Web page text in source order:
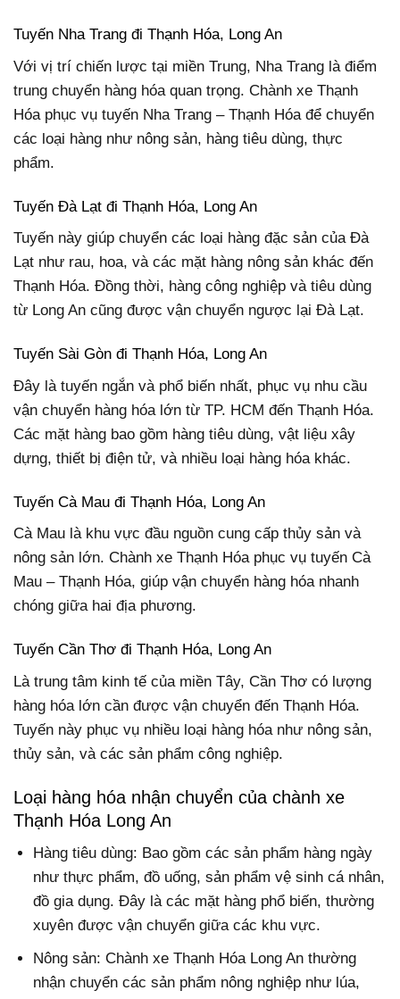
Tuyến Nha Trang đi Thạnh Hóa, Long An
Với vị trí chiến lược tại miền Trung, Nha Trang là điểm
trung chuyển hàng hóa quan trọng. Chành xe Thạnh
Hóa phục vụ tuyến Nha Trang – Thạnh Hóa để chuyển
các loại hàng như nông sản, hàng tiêu dùng, thực
phẩm.
Tuyến Đà Lạt đi Thạnh Hóa, Long An
Tuyến này giúp chuyển các loại hàng đặc sản của Đà
Lạt như rau, hoa, và các mặt hàng nông sản khác đến
Thạnh Hóa. Đồng thời, hàng công nghiệp và tiêu dùng
từ Long An cũng được vận chuyển ngược lại Đà Lạt.
Tuyến Sài Gòn đi Thạnh Hóa, Long An
Đây là tuyến ngắn và phổ biến nhất, phục vụ nhu cầu
vận chuyển hàng hóa lớn từ TP. HCM đến Thạnh Hóa.
Các mặt hàng bao gồm hàng tiêu dùng, vật liệu xây
dựng, thiết bị điện tử, và nhiều loại hàng hóa khác.
Tuyến Cà Mau đi Thạnh Hóa, Long An
Cà Mau là khu vực đầu nguồn cung cấp thủy sản và
nông sản lớn. Chành xe Thạnh Hóa phục vụ tuyến Cà
Mau – Thạnh Hóa, giúp vận chuyển hàng hóa nhanh
chóng giữa hai địa phương.
Tuyến Cần Thơ đi Thạnh Hóa, Long An
Là trung tâm kinh tế của miền Tây, Cần Thơ có lượng
hàng hóa lớn cần được vận chuyển đến Thạnh Hóa.
Tuyến này phục vụ nhiều loại hàng hóa như nông sản,
thủy sản, và các sản phẩm công nghiệp.
Loại hàng hóa nhận chuyển của chành xe
Thạnh Hóa Long An
Hàng tiêu dùng: Bao gồm các sản phẩm hàng ngày
như thực phẩm, đồ uống, sản phẩm vệ sinh cá nhân,
đồ gia dụng. Đây là các mặt hàng phổ biến, thường
xuyên được vận chuyển giữa các khu vực.
Nông sản: Chành xe Thạnh Hóa Long An thường
nhận chuyển các sản phẩm nông nghiệp như lúa,